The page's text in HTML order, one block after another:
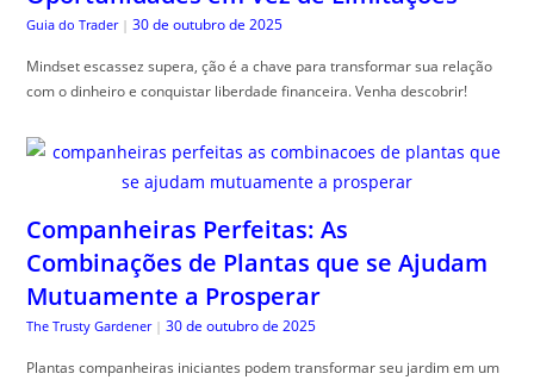
Guia do Trader | 30 de outubro de 2025
Mindset escassez supera, ção é a chave para transformar sua relação
com o dinheiro e conquistar liberdade financeira. Venha descobrir!
Companheiras Perfeitas: As
Combinações de Plantas que se Ajudam
Mutuamente a Prosperar
The Trusty Gardener | 30 de outubro de 2025
Plantas companheiras iniciantes podem transformar seu jardim em um